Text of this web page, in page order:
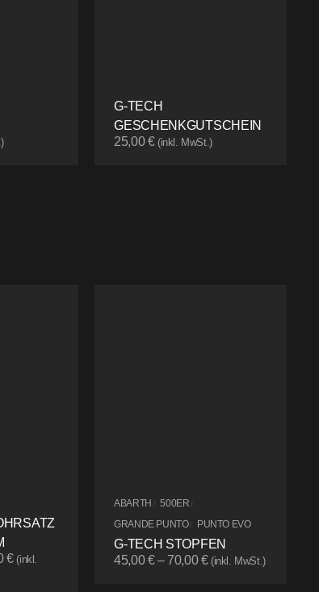
G-TECH
GESCHENKGUTSCHEIN
25,00€ (inkl. MwSt.)
€ (inkl.
ABARTH / 500ER /
GRANDE PUNTO / PUNTO EVO
G-TECH STOPFEN
45,00€– 70,00€ (inkl. MwSt.)